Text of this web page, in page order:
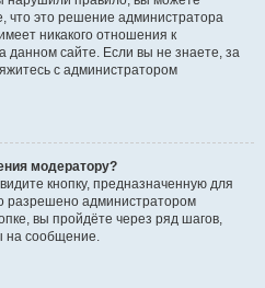
что это решение администратора
никакого отношения к
сайте. Если вы не знаете, за
с администратором
модератору?
кнопку, предназначенную для
разрешено администратором
вы пройдёте через ряд шагов,
на сообщение.